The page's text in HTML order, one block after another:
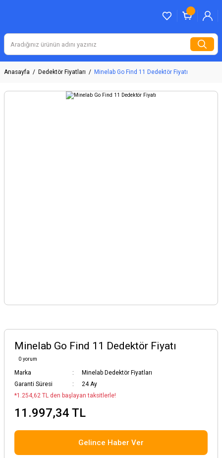
Anasayfa Dedektör Fiyatları Minelab Go Find 11 Dedektör Fiyatı
Minelab Go Find 11 Dedektör Fiyatı
0 yorum
Marka
Minelab Dedektör Fiyatları
Garanti Süresi
24 Ay
*1.254,62 TL den başlayan taksitlerle!
11.997,34 TL
Gelince Haber Ver